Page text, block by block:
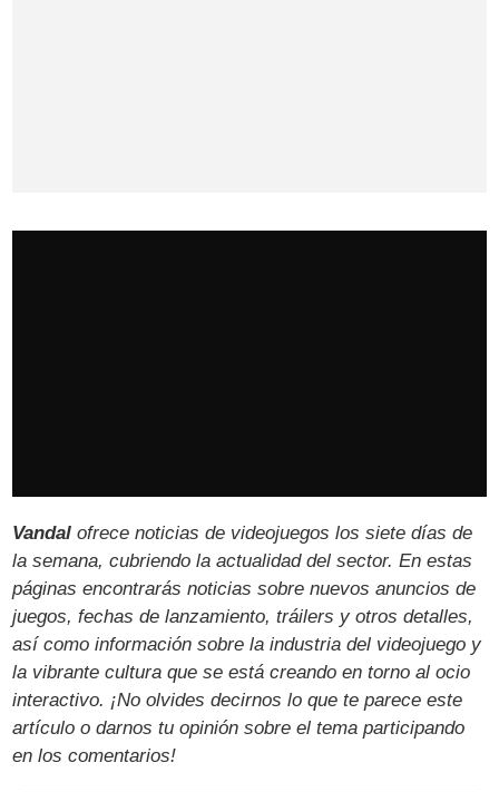
Vandal ofrece noticias de videojuegos los siete días de
la semana, cubriendo la actualidad del sector. En estas
páginas encontrarás noticias sobre nuevos anuncios de
juegos, fechas de lanzamiento, tráilers y otros detalles,
así como información sobre la industria del videojuego y
la vibrante cultura que se está creando en torno al ocio
interactivo. ¡No olvides decirnos lo que te parece este
artículo o darnos tu opinión sobre el tema participando
en los comentarios!